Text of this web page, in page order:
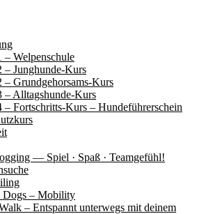
– Welpenschule
– Junghunde-Kurs
– Grundgehorsams-Kurs
– Alltagshunde-Kurs
– Fortschritts-Kurs – Hundeführerschein
— Spiel · Spaß · Teamgefühl!
Dogs – Mobility
– Entspannt unterwegs mit deinem